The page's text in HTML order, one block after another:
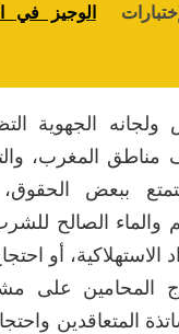
الوجيز في
الجهوية
مناطق المغرب،
ببعض
والماء الصالح
الاستهلاكية، أو
المحامين على
المتعاقدين